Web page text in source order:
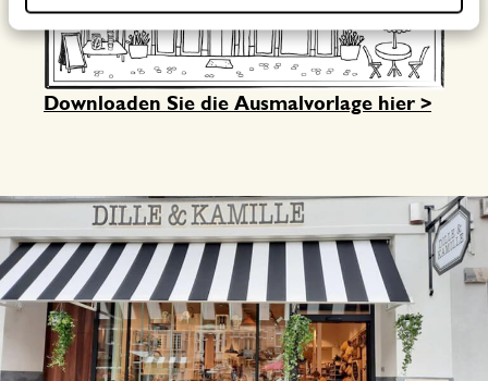
Downloaden Sie die Ausmalvorlage hier >